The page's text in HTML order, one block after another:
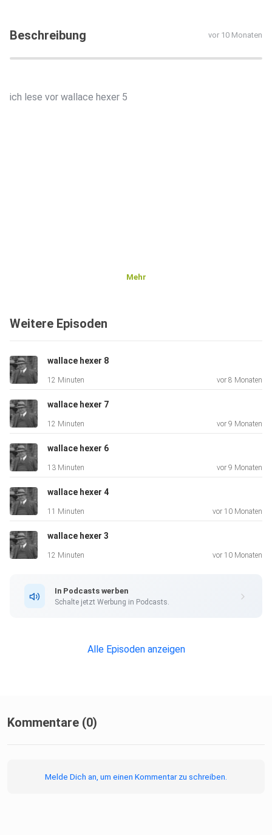
Beschreibung vor 10 Monaten
ich lese vor wallace hexer 5
Mehr
Weitere Episoden
wallace hexer 8
12 Minuten vor 8 Monaten
wallace hexer 7
12 Minuten vor 9 Monaten
wallace hexer 6
13 Minuten vor 9 Monaten
wallace hexer 4
11 Minuten vor 10 Monaten
wallace hexer 3
12 Minuten vor 10 Monaten
In Podcasts werben
Schalte jetzt Werbung in Podcasts.
Alle Episoden anzeigen
Kommentare (0)
Melde Dich an, um einen Kommentar zu schreiben.